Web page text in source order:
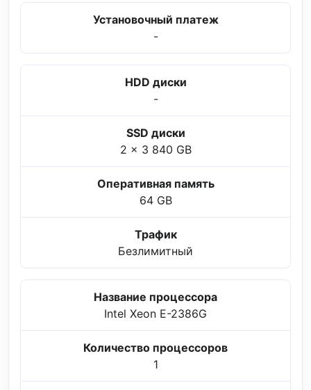
Установочный платеж
-
HDD диски
-
SSD диски
2 x 3 840 GB
Оперативная память
64 GB
Трафик
Безлимитный
Название процессора
Intel Xeon E-2386G
Количество процессоров
1